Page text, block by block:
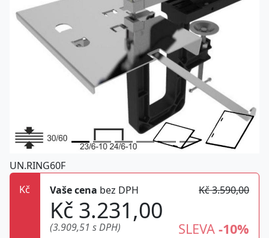
UN.RING60F
Kč
Vaše cena bez DPH Kč 3.590,00
Kč 3.231,00
(3.909,51 s DPH) SLEVA -10%